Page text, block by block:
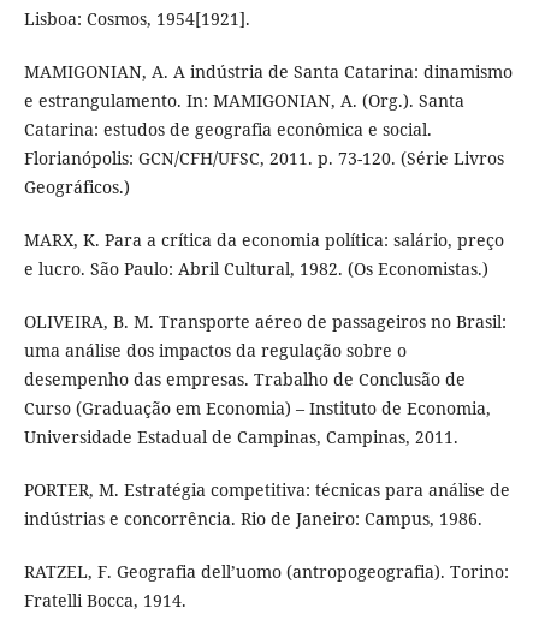
Lisboa: Cosmos, 1954[1921].
MAMIGONIAN, A. A indústria de Santa Catarina: dinamismo
e estrangulamento. In: MAMIGONIAN, A. (Org.). Santa
Catarina: estudos de geografia econômica e social.
Florianópolis: GCN/CFH/UFSC, 2011. p. 73-120. (Série Livros
Geográficos.)
MARX, K. Para a crítica da economia política: salário, preço
e lucro. São Paulo: Abril Cultural, 1982. (Os Economistas.)
OLIVEIRA, B. M. Transporte aéreo de passageiros no Brasil:
uma análise dos impactos da regulação sobre o
desempenho das empresas. Trabalho de Conclusão de
Curso (Graduação em Economia) – Instituto de Economia,
Universidade Estadual de Campinas, Campinas, 2011.
PORTER, M. Estratégia competitiva: técnicas para análise de
indústrias e concorrência. Rio de Janeiro: Campus, 1986.
RATZEL, F. Geografia dell’uomo (antropogeografia). Torino:
Fratelli Bocca, 1914.